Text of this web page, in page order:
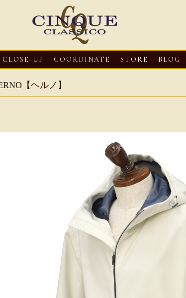
CLOSE-UP COORDINATE STORE BLOG
【ヘルノ】
CLOSE-UP
HEREU【へリュー】フィッシ
ャーマンサンダル
2026・08・03
Mario Doni【マリ
ロスイントレレザ